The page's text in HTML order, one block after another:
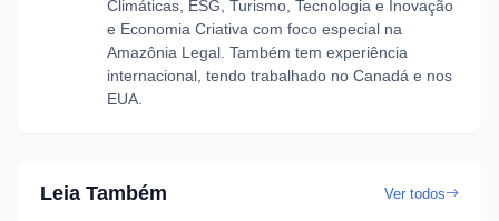
Climáticas, ESG, Turismo, Tecnologia e Inovação
e Economia Criativa com foco especial na
Amazônia Legal. Também tem experiência
internacional, tendo trabalhado no Canadá e nos
EUA.
Leia Também Ver todos